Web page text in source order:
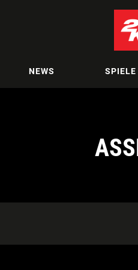
NEWS SPIELE